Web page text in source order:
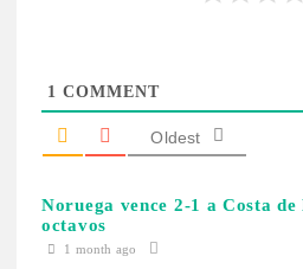
1 COMMENT
Oldest
Noruega vence 2-1 a Costa
octavos
1 month ago